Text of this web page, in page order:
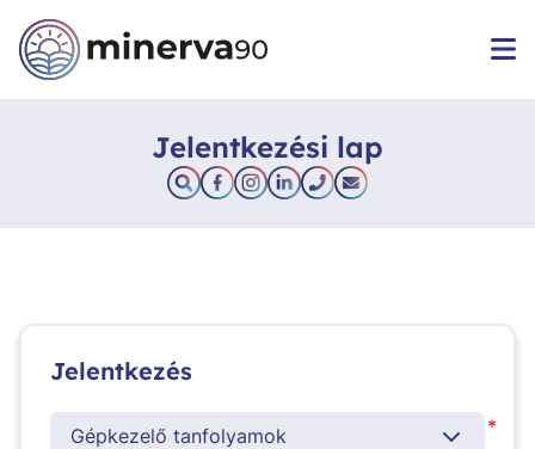
Jelentkezési lap
Jelentkezés
Gépkezelő tanfolyamok *